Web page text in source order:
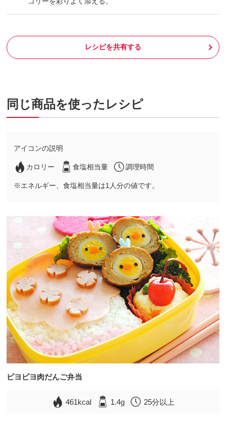
レシピを共有する
同じ商品を使ったレシピ
アイコンの説明
カロリー 食塩相当量 調理時間
※エネルギー、食塩相当量は1人分の値です。
ピヨピヨ肉だんご弁当
461kcal 1.4g 25分以上